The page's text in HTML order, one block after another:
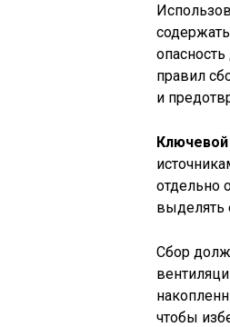
правил
и
Ключевой
отдельно
выделять
Сбор
чтобы